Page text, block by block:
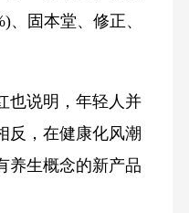
、固本堂、修正、
也说明，年轻人并
反，在健康化风潮
养生概念的新产品